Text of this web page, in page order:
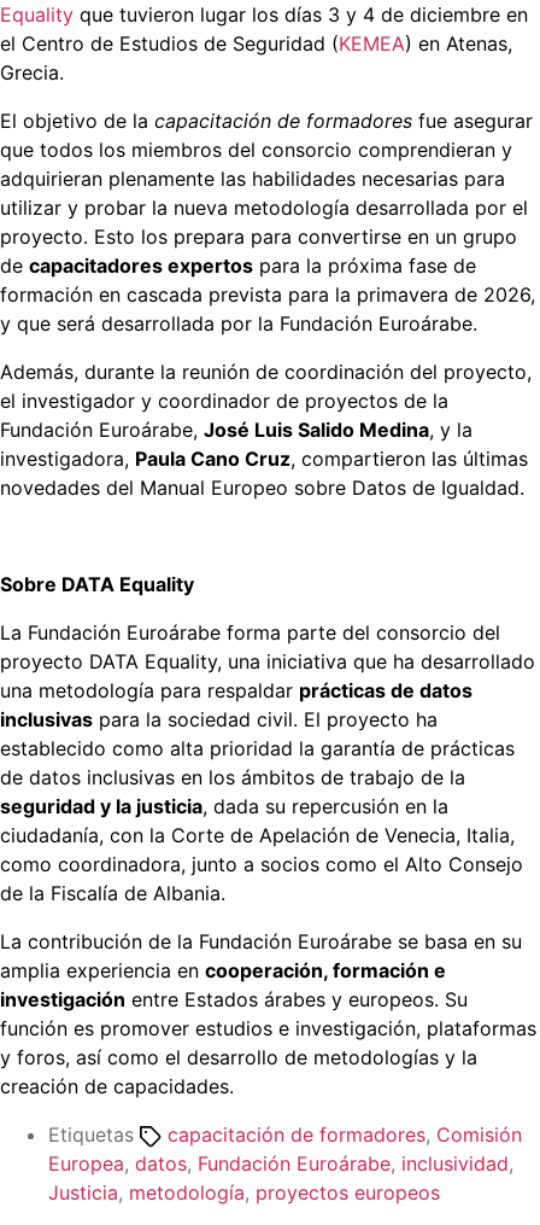
Equality que tuvieron lugar los días 3 y 4 de diciembre en
el Centro de Estudios de Seguridad (KEMEA) en Atenas,
Grecia.
El objetivo de la capacitación de formadores fue asegurar
que todos los miembros del consorcio comprendieran y
adquirieran plenamente las habilidades necesarias para
utilizar y probar la nueva metodología desarrollada por el
proyecto. Esto los prepara para convertirse en un grupo
de capacitadores expertos para la próxima fase de
formación en cascada prevista para la primavera de 2026,
y que será desarrollada por la Fundación Euroárabe.
Además, durante la reunión de coordinación del proyecto,
el investigador y coordinador de proyectos de la
Fundación Euroárabe, José Luis Salido Medina, y la
investigadora, Paula Cano Cruz, compartieron las últimas
novedades del Manual Europeo sobre Datos de Igualdad.
Sobre DATA Equality
La Fundación Euroárabe forma parte del consorcio del
proyecto DATA Equality, una iniciativa que ha desarrollado
una metodología para respaldar prácticas de datos
inclusivas para la sociedad civil. El proyecto ha
establecido como alta prioridad la garantía de prácticas
de datos inclusivas en los ámbitos de trabajo de la
seguridad y la justicia, dada su repercusión en la
ciudadanía, con la Corte de Apelación de Venecia, Italia,
como coordinadora, junto a socios como el Alto Consejo
de la Fiscalía de Albania.
La contribución de la Fundación Euroárabe se basa en su
amplia experiencia en cooperación, formación e
investigación entre Estados árabes y europeos. Su
función es promover estudios e investigación, plataformas
y foros, así como el desarrollo de metodologías y la
creación de capacidades.
Etiquetas
capacitación de formadores, Comisión
Europea, datos, Fundación Euroárabe, inclusividad,
Justicia, metodología, proyectos europeos